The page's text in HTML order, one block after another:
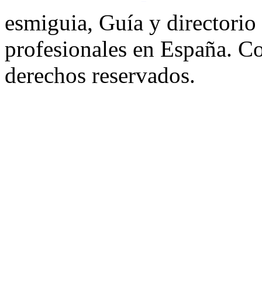
esmiguia, Guía y directorio
profesionales en España.
derechos reservados.